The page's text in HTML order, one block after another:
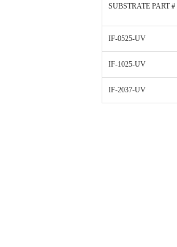
SUBSTRATE PART #
IF-0525-UV
IF-1025-UV
IF-2037-UV